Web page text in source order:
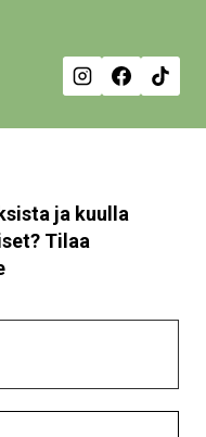
ja kuulla
Tilaa